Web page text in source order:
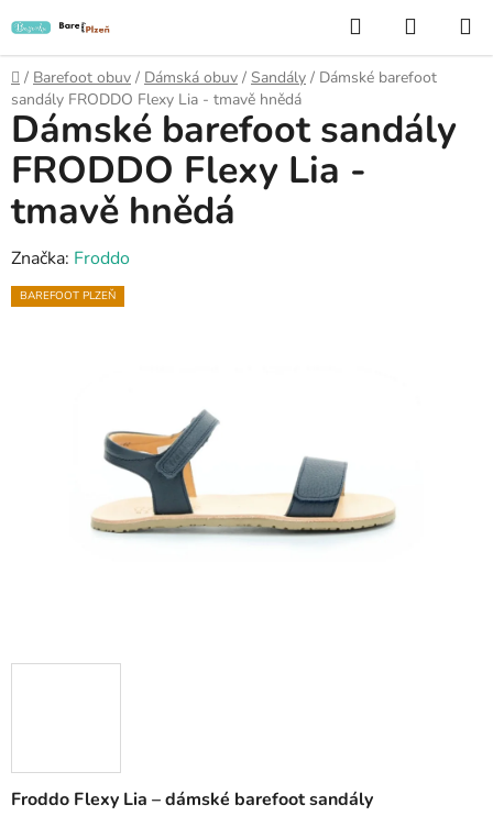
na
obsah
Hledat
KOŠÍK
Domů
/ Barefoot obuv / Dámská obuv / Sandály / Dámské barefoot
sandály FRODDO Flexy Lia - tmavě hnědá
Froddo Flexy Lia – dámské barefoot sandály
Dámské barefoot sandály
FRODDO Flexy Lia -
tmavě hnědá
Značka: Froddo
BAREFOOT PLZEŇ